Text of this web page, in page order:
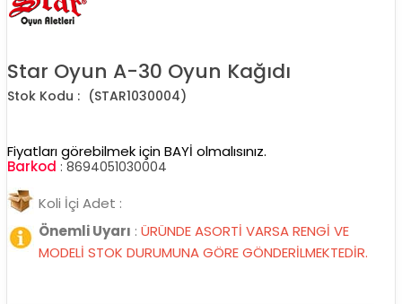
Star Oyun A-30 Oyun Kağıdı
(STAR1030004)
Fiyatları görebilmek için BAYİ olmalısınız.
Barkod : 8694051030004
Koli İçi Adet :
Önemli Uyarı : ÜRÜNDE ASORTİ VARSA RENGİ VE
MODELİ STOK DURUMUNA GÖRE GÖNDERİLMEKTEDİR.